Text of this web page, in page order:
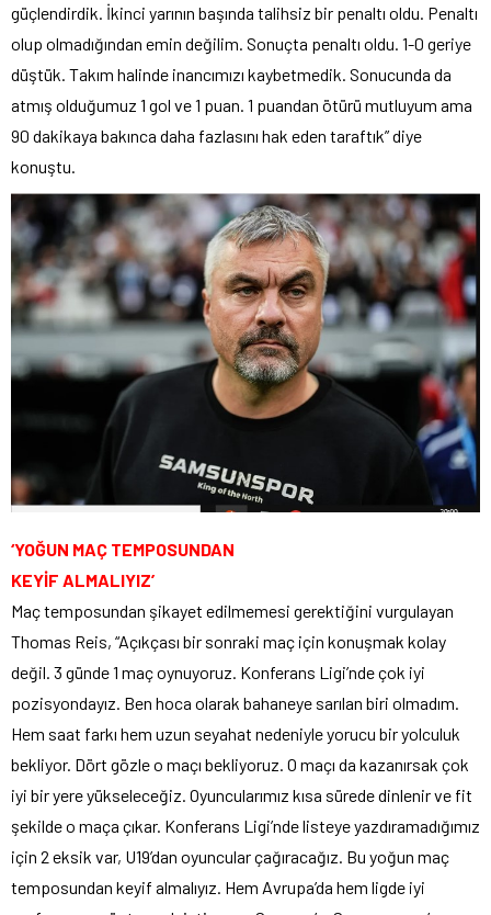
güçlendirdik. İkinci yarının başında talihsiz bir penaltı oldu. Penaltı
olup olmadığından emin değilim. Sonuçta penaltı oldu. 1-0 geriye
düştük. Takım halinde inancımızı kaybetmedik. Sonucunda da
atmış olduğumuz 1 gol ve 1 puan. 1 puandan ötürü mutluyum ama
90 dakikaya bakınca daha fazlasını hak eden taraftık” diye
konuştu.
‘YOĞUN MAÇ TEMPOSUNDAN
KEYİF ALMALIYIZ’
Maç temposundan şikayet edilmemesi gerektiğini vurgulayan
Thomas Reis, “Açıkçası bir sonraki maç için konuşmak kolay
değil. 3 günde 1 maç oynuyoruz. Konferans Ligi’nde çok iyi
pozisyondayız. Ben hoca olarak bahaneye sarılan biri olmadım.
Hem saat farkı hem uzun seyahat nedeniyle yorucu bir yolculuk
bekliyor. Dört gözle o maçı bekliyoruz. O maçı da kazanırsak çok
iyi bir yere yükseleceğiz. Oyuncularımız kısa sürede dinlenir ve fit
şekilde o maça çıkar. Konferans Ligi’nde listeye yazdıramadığımız
için 2 eksik var, U19’dan oyuncular çağıracağız. Bu yoğun maç
temposundan keyif almalıyız. Hem Avrupa’da hem ligde iyi